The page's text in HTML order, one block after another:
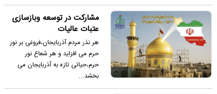
مشاركت در توسعه وبازسازى
عتبات عاليات
هر نذر مردم آذربايجان،فروغى بر نور
حرم مى افزايد و هر شعاع نور
حرم،حياتى تازه به آذربايجان مى
بخشد...